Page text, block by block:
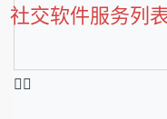
社交软件服务列表
❤️‍🔥